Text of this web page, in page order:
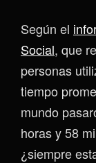
Según el
Social, que
personas
tiempo
mundo
horas y 58
¿siempre